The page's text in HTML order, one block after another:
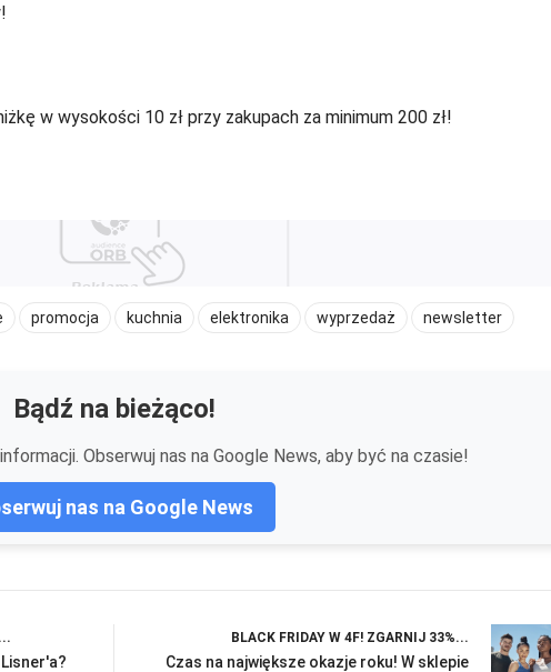
w wysokości 10 zł przy zakupach za minimum 200 zł!
promocja kuchnia elektronika wyprzedaż newsletter
Bądź na bieżąco!
Obserwuj nas na Google News, aby być na czasie!
nas na Google News
BLACK FRIDAY W 4F! ZGARNIJ 33%...
Czas na największe okazje roku! W sklepie